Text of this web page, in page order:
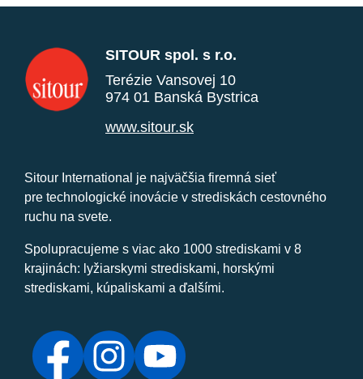
SITOUR spol. s r.o.
Terézie Vansovej 10
974 01 Banská Bystrica
www.sitour.sk
Sitour International je najväčšia firemná sieť
pre technologické inovácie v strediskách cestovného
ruchu na svete.
Spolupracujeme s viac ako 1000 strediskami v 8
krajinách: lyžiarskymi strediskami, horskými
strediskami, kúpaliskami a ďalšími.